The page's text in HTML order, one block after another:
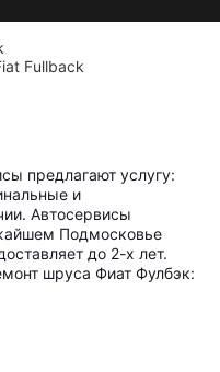
Fullback
предлагают услугу:
и
Автосервисы
Подмосковье
до 2-х лет.
шруса Фиат Фулбэк: